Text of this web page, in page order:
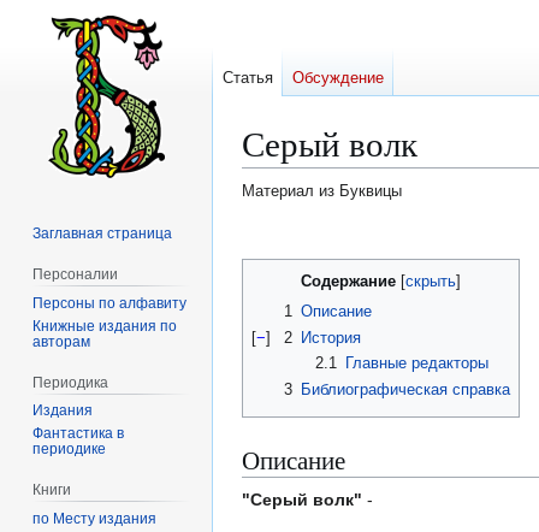
Серый волк
Материал из Буквицы
к
навигации
к
Содержание
1 Описание
[−] 2
История
2.1
Главные редакторы
3
Библиографическая справка
Описание
"Серый волк" -
Статья Обсуждение
Заглавная страница
Персоналии
Персоны по алфавиту
Книжные издания по
авторам
Периодика
Издания
Фантастика в
периодике
Книги
по Месту издания